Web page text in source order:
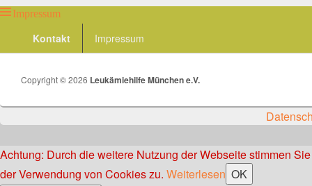
Impressum
Kontakt Impressum
Copyright © 2026 Leukämiehilfe München e.V.
Achtung: Durch die weitere Nutzung der Webseite stimmen Sie
der Verwendung von Cookies zu. Weiterlesen OK